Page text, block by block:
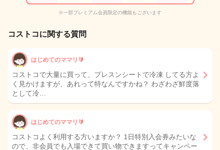
※一部プレミアム会員限定の機能もございます
コストコに関する質問
はじめてのママリ🔰
コストコで大量に買って、プレスンシートで冷凍 してる方よ
く見かけますが、あれって特なんですかね？ わざわざ鮮度落
として冷…
はじめてのママリ🔰
コストコよく利用する方いますか？ 1日特別入会券みたいな
ので、非会員でも入場できて買い物できますってキャンペー